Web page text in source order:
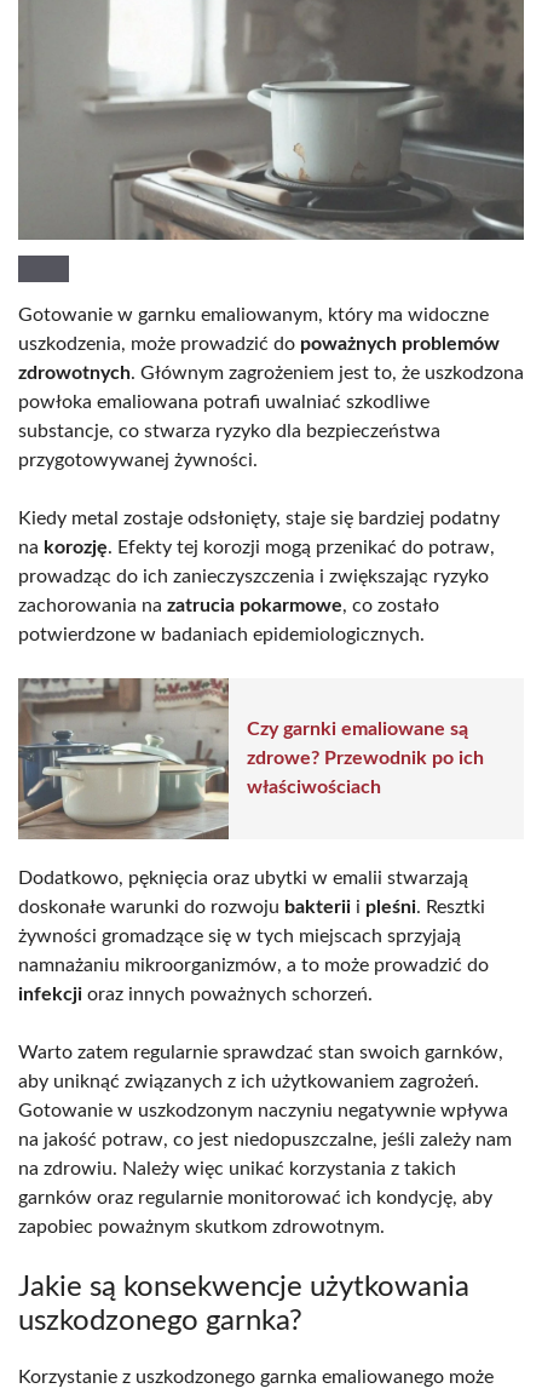
Gotowanie w garnku emaliowanym, który ma widoczne
uszkodzenia, może prowadzić do poważnych problemów
zdrowotnych. Głównym zagrożeniem jest to, że uszkodzona
powłoka emaliowana potrafi uwalniać szkodliwe
substancje, co stwarza ryzyko dla bezpieczeństwa
przygotowywanej żywności.
Kiedy metal zostaje odsłonięty, staje się bardziej podatny
na korozję. Efekty tej korozji mogą przenikać do potraw,
prowadząc do ich zanieczyszczenia i zwiększając ryzyko
zachorowania na zatrucia pokarmowe, co zostało
potwierdzone w badaniach epidemiologicznych.
Czy garnki emaliowane są
zdrowe? Przewodnik po ich
właściwościach
Dodatkowo, pęknięcia oraz ubytki w emalii stwarzają
doskonałe warunki do rozwoju bakterii i pleśni. Resztki
żywności gromadzące się w tych miejscach sprzyjają
namnażaniu mikroorganizmów, a to może prowadzić do
infekcji oraz innych poważnych schorzeń.
Warto zatem regularnie sprawdzać stan swoich garnków,
aby uniknąć związanych z ich użytkowaniem zagrożeń.
Gotowanie w uszkodzonym naczyniu negatywnie wpływa
na jakość potraw, co jest niedopuszczalne, jeśli zależy nam
na zdrowiu. Należy więc unikać korzystania z takich
garnków oraz regularnie monitorować ich kondycję, aby
zapobiec poważnym skutkom zdrowotnym.
Jakie są konsekwencje użytkowania
uszkodzonego garnka?
Korzystanie z uszkodzonego garnka emaliowanego może